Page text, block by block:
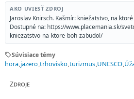
AKO UVIESŤ ZDROJ
Jaroslav Knirsch. Kašmír: kniežatstvo, na
Dostupné na: https://www.placemania.sk/
kniezatstvo-na-ktore-boh-zabudol/
sellSúvisiace témy
hora jazero trhovisko turizmus UNESCO
Zdroje